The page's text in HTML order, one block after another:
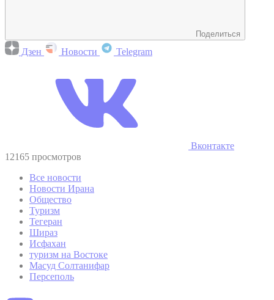
Поделиться
Дзен Новости Telegram
Вконтакте
12165 просмотров
Все новости
Новости Ирана
Общество
Туризм
Тегеран
Шираз
Исфахан
туризм на Востоке
Масуд Солтанифар
Персеполь